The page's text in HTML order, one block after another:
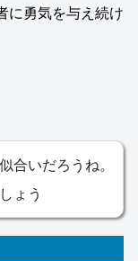
に勇気を与え続け
合いだろうね。
ょう